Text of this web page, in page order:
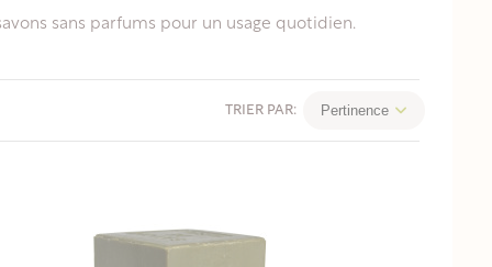
sans parfums pour un usage quotidien.
TRIER PAR: Pertinence